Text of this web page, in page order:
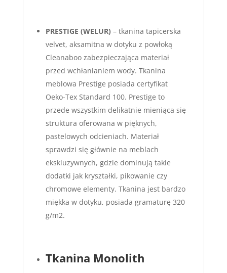
PRESTIGE (WELUR) – tkanina tapicerska
velvet, aksamitna w dotyku z powłoką
Cleanaboo zabezpieczająca materiał
przed wchłanianiem wody. Tkanina
meblowa Prestige posiada certyfikat
Oeko-Tex Standard 100. Prestige to
przede wszystkim delikatnie mieniąca się
struktura oferowana w pięknych,
pastelowych odcieniach. Materiał
sprawdzi się głównie na meblach
ekskluzywnych, gdzie dominują takie
dodatki jak kryształki, pikowanie czy
chromowe elementy. Tkanina jest bardzo
miękka w dotyku, posiada gramaturę 320
g/m2.
Tkanina Monolith